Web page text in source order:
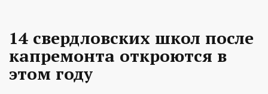
14 свердловских школ после
капремонта откроются в
этом году